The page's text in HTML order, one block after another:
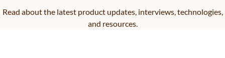
Read about the latest product updates, interviews, technologies,
and resources.